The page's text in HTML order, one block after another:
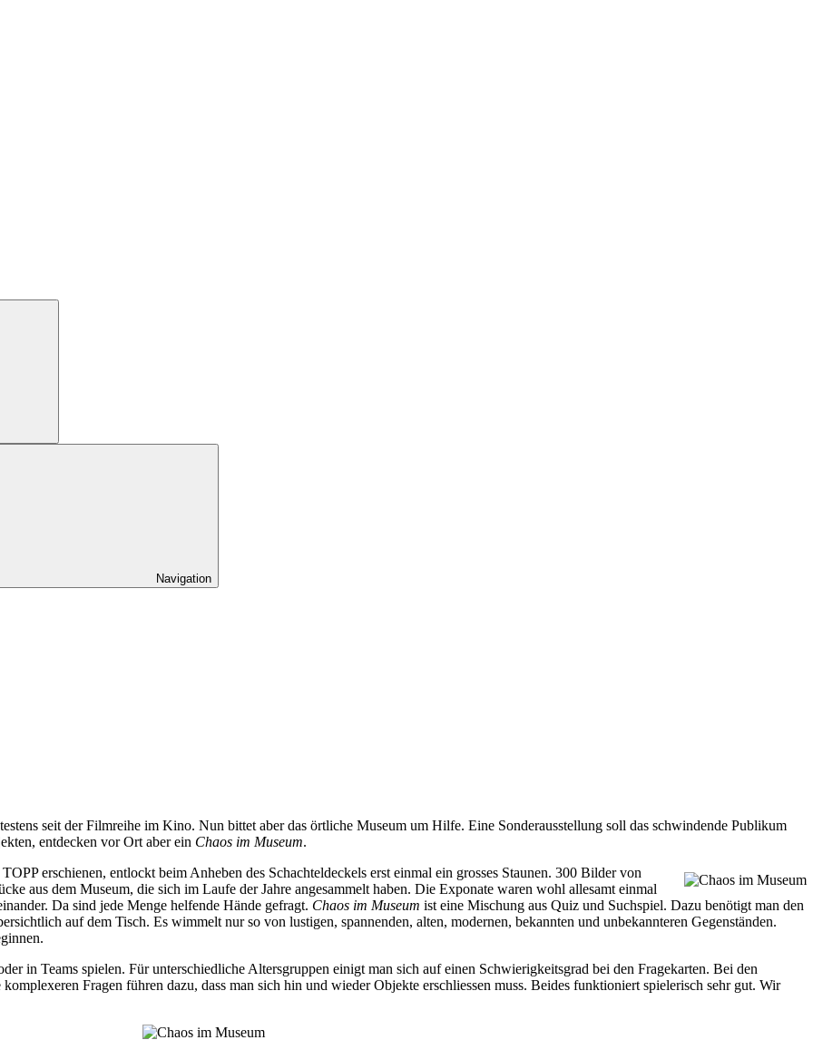
Navigation
seit der Filmreihe im Kino. Nun bittet aber das örtliche Museum um Hilfe. Eine Sonderausstellung soll das schwindende Publikum
entdecken vor Ort aber ein Chaos im Museum.
erschienen, entlockt beim Anheben des Schachteldeckels erst einmal ein grosses Staunen. 300 Bilder von
aus dem Museum, die sich im Laufe der Jahre angesammelt haben. Die Exponate waren wohl allesamt einmal
Da sind jede Menge helfende Hände gefragt. Chaos im Museum ist eine Mischung aus Quiz und Suchspiel. Dazu benötigt man den
auf dem Tisch. Es wimmelt nur so von lustigen, spannenden, alten, modernen, bekannten und unbekannteren Gegenständen.
in Teams spielen. Für unterschiedliche Altersgruppen einigt man sich auf einen Schwierigkeitsgrad bei den Fragekarten. Bei den
Fragen führen dazu, dass man sich hin und wieder Objekte erschliessen muss. Beides funktioniert spielerisch sehr gut. Wir